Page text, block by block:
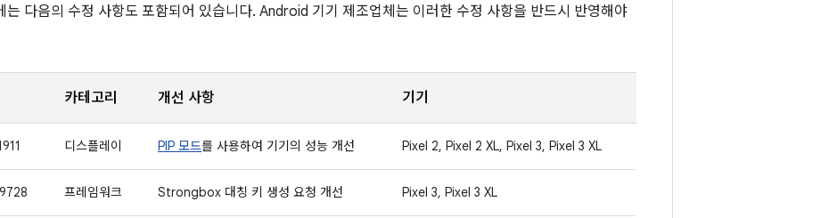
는 다음의 수정 사항도 포함되어 있습니다. Android 기기 제조업체는 이러한 수정 사항을 반드시 반영해야
카테고리 개선 사항 기기
디스플레이 PIP 모드를 사용하여 기기의 성능 개선 Pixel 2, Pixel 2 XL, Pixel 3, Pixel 3 XL
프레임워크 Strongbox 대칭 키 생성 요청 개선 Pixel 3, Pixel 3 XL